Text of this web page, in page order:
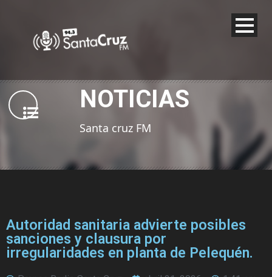
NOTICIAS
Santa cruz FM
Autoridad sanitaria advierte posibles
sanciones y clausura por
irregularidades en planta de Pelequén.